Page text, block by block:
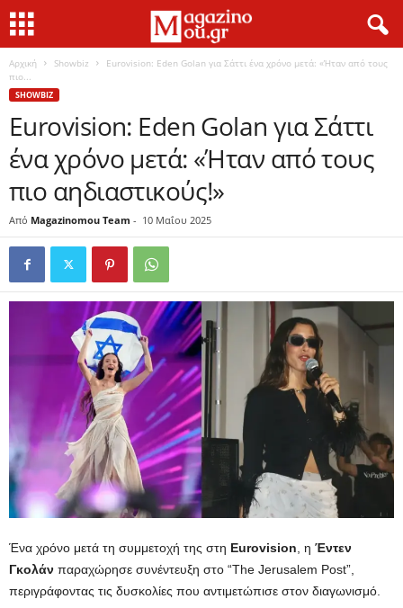
Αρχική Showbiz
Eurovision: Eden Golan για Σάττι ένα χρόνο μετά: «Ήταν από τους
πιο...
SHOWBIZ
Eurovision: Eden Golan για Σάττι
ένα χρόνο μετά: «Ήταν από τους
πιο αηδιαστικούς!»
Από Magazinomou Team - 10 Μαΐου 2025
Ένα χρόνο μετά τη συμμετοχή της στη Eurovision , η Έντεν
Γκολάν παραχώρησε συνέντευξη στο “The Jerusalem Post”,
περιγράφοντας τις δυσκολίες που αντιμετώπισε στον διαγωνισμό.